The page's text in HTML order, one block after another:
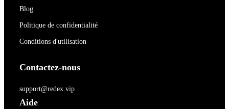
Blog
Politique de confidentialité
Conditions d'utilisation
Contactez-nous
support@redex.vip
Aide